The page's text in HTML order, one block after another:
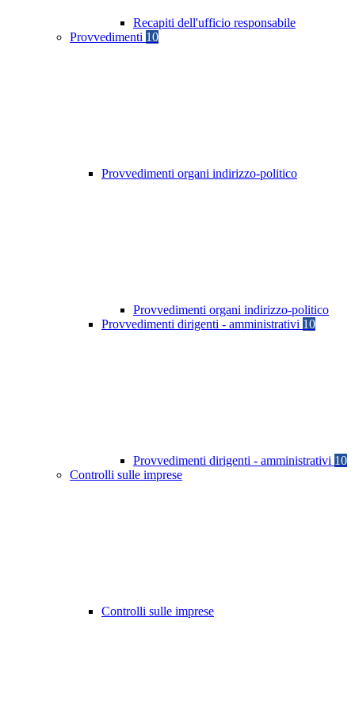
Recapiti dell'ufficio responsabile
Provvedimenti 10
Provvedimenti organi indirizzo-politico
Provvedimenti organi indirizzo-politico
Provvedimenti dirigenti - amministrativi 10
Provvedimenti dirigenti - amministrativi 10
Controlli sulle imprese
Controlli sulle imprese